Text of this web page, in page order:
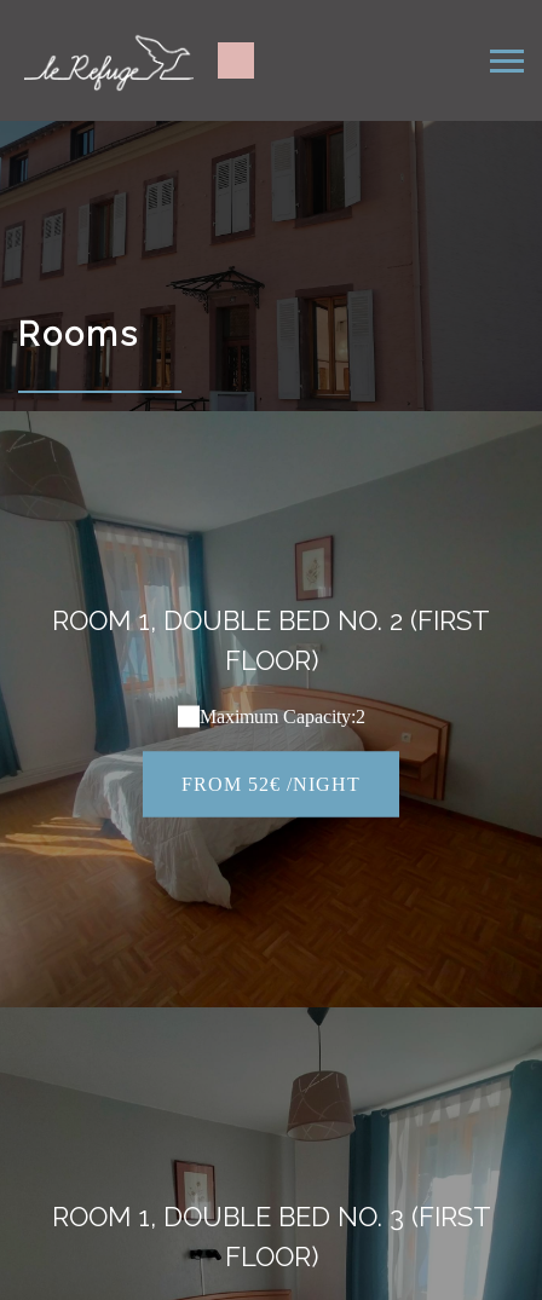
Rooms
ROOM 1, DOUBLE BED NO. 2 (FIRST
FLOOR)
Maximum Capacity:2
FROM 52€ /NIGHT
ROOM 1, DOUBLE BED NO. 3 (FIRST
FLOOR)